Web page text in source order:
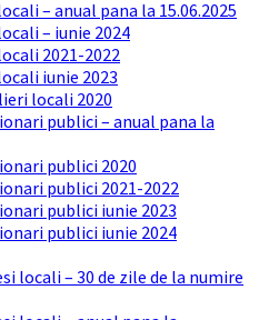
– anual pana la 15.06.2025
– iunie 2024
2021-2022
iunie 2023
locali 2020
publici – anual pana la
publici 2020
publici 2021-2022
publici iunie 2023
publici iunie 2024
locali – 30 de zile de la numire